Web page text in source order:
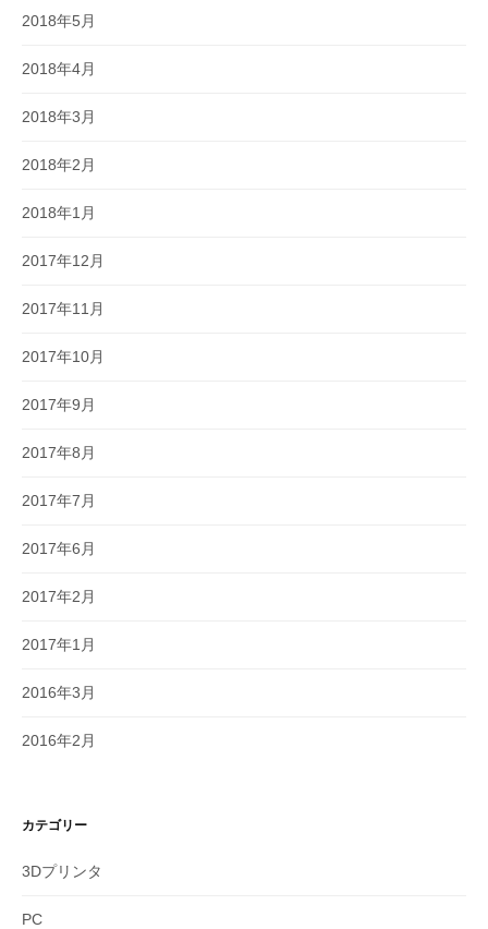
2018年5月
2018年4月
2018年3月
2018年2月
2018年1月
2017年12月
2017年11月
2017年10月
2017年9月
2017年8月
2017年7月
2017年6月
2017年2月
2017年1月
2016年3月
2016年2月
カテゴリー
3Dプリンタ
PC